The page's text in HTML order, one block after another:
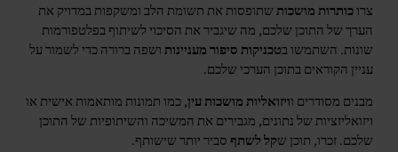
צרוכותרות מושכותשתופסות את תשומת הלב ומשקפות במדויק את
הערך של התוכן שלכם, מה שיגביר את הסיכוי לשיתוף בפלטפורמות
שונות. השתמשו בטכניקות סיפור מעניינותושפה ברורה כדי לשמור על
עניין הקוראים בתוכן הערכי שלכם.
מבנים מסודרים וויזואליות מושכות עין, כמו תמונות מותאמות אישית או
ויזואליזציות של נתונים, מגבירים את המשיכה והשיתופיות של התוכן
שלכם. זכרו, תוכן שקל לשתףסביר יותר שישותף.